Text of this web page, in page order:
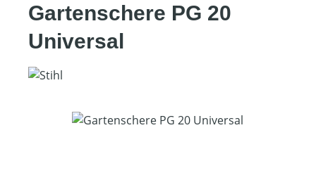
Gartenschere PG 20
Universal
Bildergalerie überspringen